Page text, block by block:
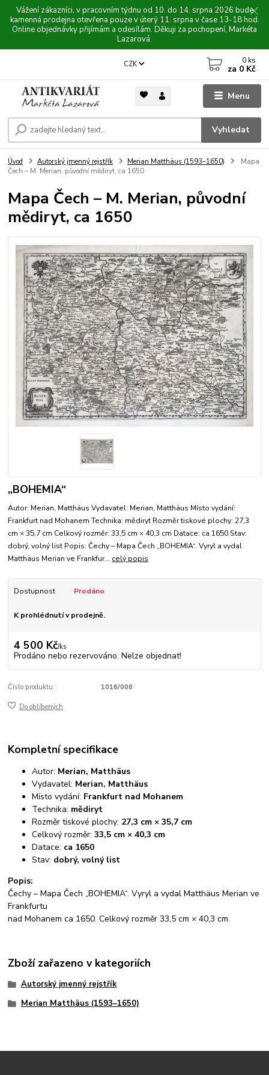
Vážení zákazníci, v pracovním týdnu od 10. do 14. srpna 2026 bude
kamenná prodejna otevřena pouze v úterý 11. srpna v čase 13-18 hod.
Online objednávky přijímám a odesílám. Děkuji za pochopení, Markéta
Lazarová.
Menu
CZK
Vyhledat
0 ks
za 0 Kč
Úvod Autorský jmenný rejstřík Merian Matthäus (1593–1650)
Mapa
Čech – M. Merian, původní mědiryt, ca 1650
Mapa Čech – M. Merian, původní
mědiryt, ca 1650
„BOHEMIA“
Autor: Merian, Matthäus Vydavatel: Merian, Matthäus Místo vydání:
Frankfurt nad Mohanem Technika: mědiryt Rozměr tiskové plochy: 27,3
cm × 35,7 cm Celkový rozměr: 33,5 cm × 40,3 cm Datace: ca 1650 Stav:
dobrý, volný list Popis: Čechy – Mapa Čech „BOHEMIA“. Vyryl a vydal
Matthäus Merian ve Frankfur... celý popis
Dostupnost Prodáno
K prohlédnutí v prodejně.
4 500 Kč/ks
Prodáno nebo rezervováno. Nelze objednat!
Číslo produktu: 1016/008
Do oblíbených
Kompletní specifikace
Autor: Merian, Matthäus
Vydavatel: Merian, Matthäus
Místo vydání: Frankfurt nad Mohanem
Technika: mědiryt
Rozměr tiskové plochy: 27,3 cm × 35,7 cm
Celkový rozměr:33,5 cm × 40,3 cm
Datace: ca 1650
Stav: dobrý, volný list
Popis:
Čechy – Mapa Čech „BOHEMIA“. Vyryl a vydal Matthäus Merian ve
Frankfurtu
nad Mohanem ca 1650. Celkový rozměr 33,5 cm × 40,3 cm.
Zboží zařazeno v kategoriích
Autorský jmenný rejstřík
Merian Matthäus (1593–1650)